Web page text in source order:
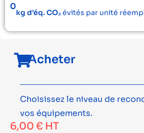
0
kg d’éq. CO₂évités par unité
Acheter
Choisissez le niveau de
vos équipements.
6,00 € HT